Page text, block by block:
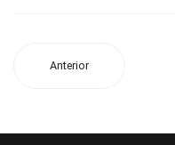
Anterior